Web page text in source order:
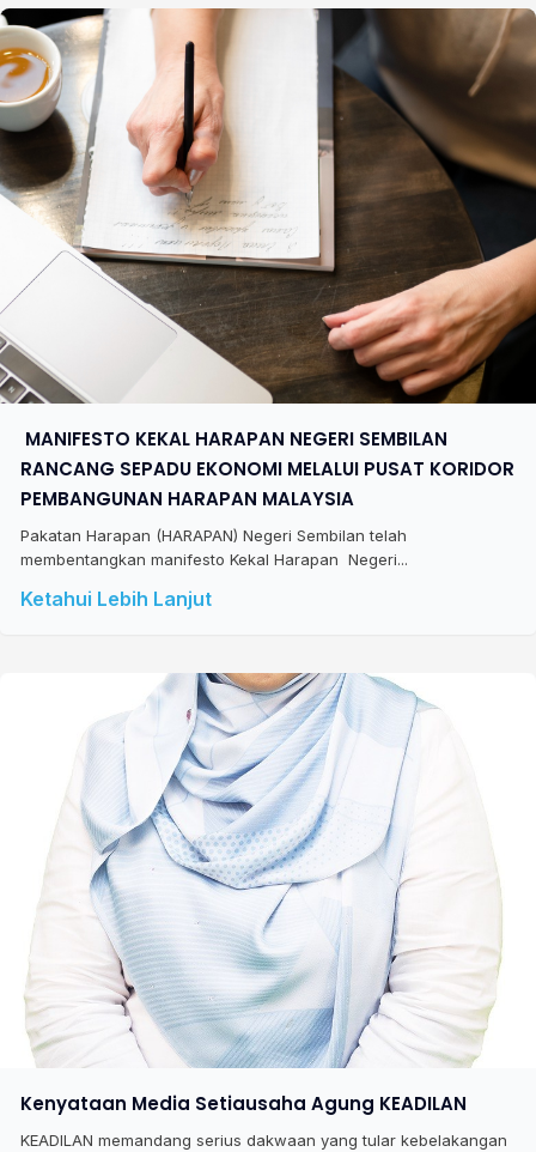
​ MANIFESTO KEKAL HARAPAN NEGERI SEMBILAN
RANCANG SEPADU EKONOMI MELALUI PUSAT KORIDOR
PEMBANGUNAN HARAPAN MALAYSIA
Pakatan Harapan (HARAPAN) Negeri Sembilan telah
membentangkan manifesto Kekal Harapan Negeri...
Ketahui Lebih Lanjut
Kenyataan Media Setiausaha Agung KEADILAN
KEADILAN memandang serius dakwaan yang tular kebelakangan